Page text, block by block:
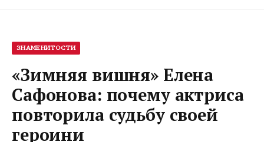
ЗНАМЕНИТОСТИ
«Зимняя вишня» Елена
Сафонова: почему актриса
повторила судьбу своей
героини